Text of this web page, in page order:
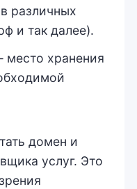
различных
и так далее).
место хранения
домен и
услуг. Это